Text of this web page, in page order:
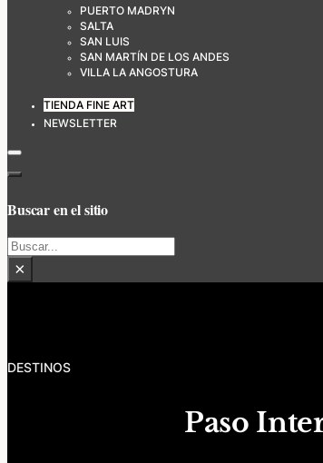
PUERTO MADRYN
SALTA
SAN LUIS
SAN MARTÍN DE LOS ANDES
VILLA LA ANGOSTURA
TIENDA FINE ART
NEWSLETTER
Buscar en el sitio
Buscar
×
DESTINOS
Paso